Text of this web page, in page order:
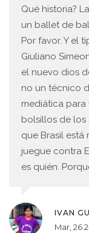
Qué historia?
un ballet de
Por favor. Y el
Giuliano
el nuevo dios
no un técnico
mediática
bolsillos de los
que Brasil está
juegue contra
es quién.
IVAN
Mar, 26